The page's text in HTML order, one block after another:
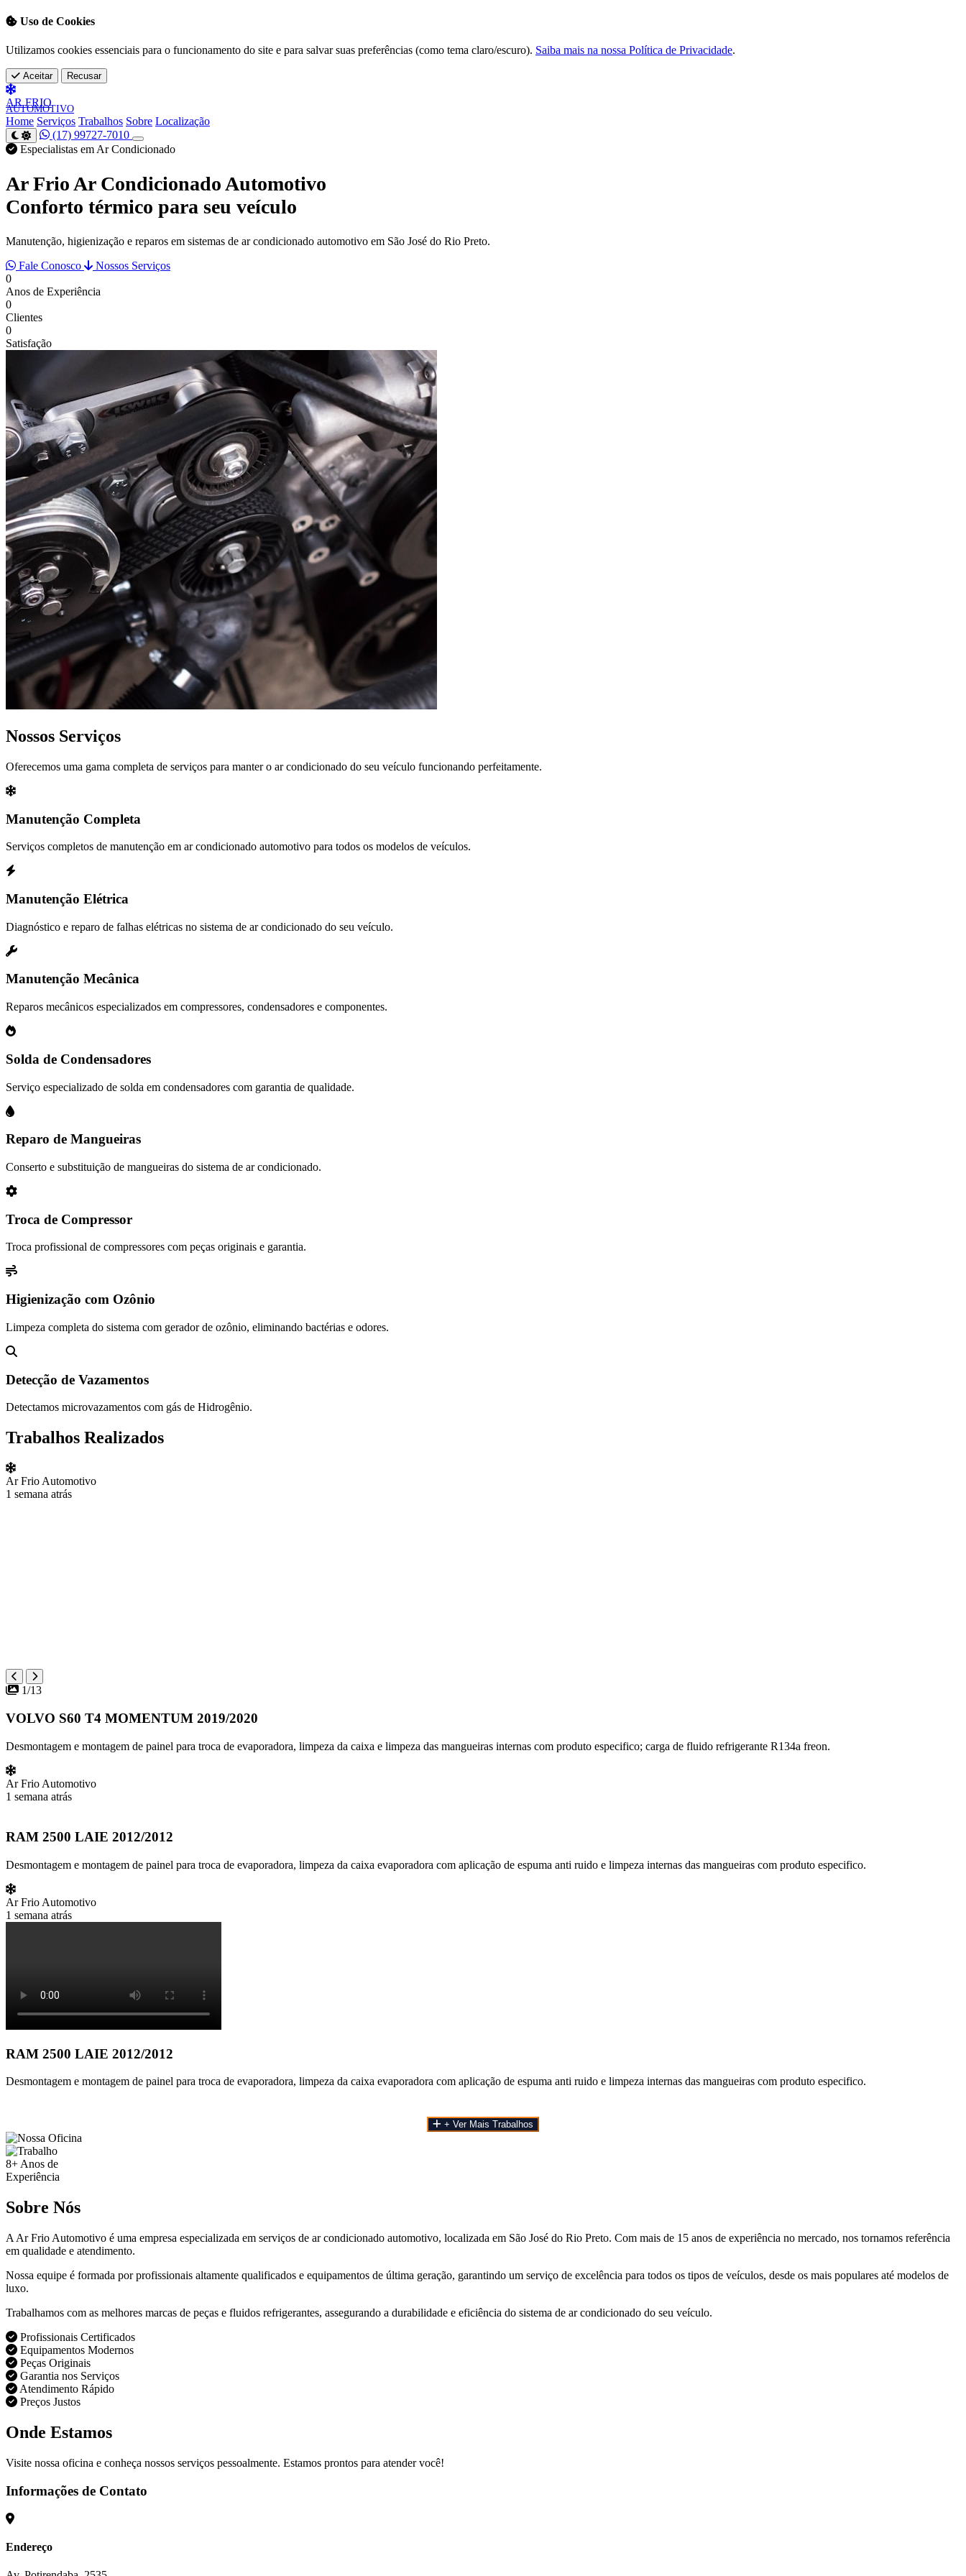
Uso de Cookies
Utilizamos cookies essenciais para o funcionamento do site e para salvar suas preferências (como tema claro/escuro). Saiba mais na nossa Política de Privacidade.
Aceitar Recusar
ARFRIO
AUTOMOTIVO
Home Serviços Trabalhos Sobre Localização
(17) 99727-7010
Especialistas em Ar Condicionado
Ar Frio Ar Condicionado Automotivo
Conforto térmico para seu veículo
Manutenção, higienização e reparos em sistemas de ar condicionado automotivo em São José do Rio Preto.
Fale Conosco
Nossos Serviços
0
Anos de Experiência
0
Clientes
0
Satisfação
Nossos Serviços
Oferecemos uma gama completa de serviços para manter o ar condicionado do seu veículo funcionando perfeitamente.
Manutenção Completa
Serviços completos de manutenção em ar condicionado automotivo para todos os modelos de veículos.
Manutenção Elétrica
Diagnóstico e reparo de falhas elétricas no sistema de ar condicionado do seu veículo.
Manutenção Mecânica
Reparos mecânicos especializados em compressores, condensadores e componentes.
Solda de Condensadores
Serviço especializado de solda em condensadores com garantia de qualidade.
Reparo de Mangueiras
Conserto e substituição de mangueiras do sistema de ar condicionado.
Troca de Compressor
Troca profissional de compressores com peças originais e garantia.
Higienização com Ozônio
Limpeza completa do sistema com gerador de ozônio, eliminando bactérias e odores.
Detecção de Vazamentos
Detectamos microvazamentos com gás de Hidrogênio.
Trabalhos Realizados
Ar Frio Automotivo
1 semana atrás
1/13
VOLVO S60 T4 MOMENTUM 2019/2020
Desmontagem e montagem de painel para troca de evaporadora, limpeza da caixa e limpeza das mangueiras internas com produto especifico; carga de fluido refrigerante R134a freon.
Ar Frio Automotivo
1 semana atrás
RAM 2500 LAIE 2012/2012
Desmontagem e montagem de painel para troca de evaporadora, limpeza da caixa evaporadora com aplicação de espuma anti ruido e limpeza internas das mangueiras com produto especifico.
Ar Frio Automotivo
1 semana atrás
RAM 2500 LAIE 2012/2012
Desmontagem e montagem de painel para troca de evaporadora, limpeza da caixa evaporadora com aplicação de espuma anti ruido e limpeza internas das mangueiras com produto especifico.
+ Ver Mais Trabalhos
8+Anos de
Experiência
Sobre Nós
A Ar Frio Automotivo é uma empresa especializada em serviços de ar condicionado automotivo, localizada em São José do Rio Preto. Com mais de 15 anos de experiência no mercado, nos tornamos referência
em qualidade e atendimento.
Nossa equipe é formada por profissionais altamente qualificados e equipamentos de última geração, garantindo um serviço de excelência para todos os tipos de veículos, desde os mais populares até modelos de
luxo.
Trabalhamos com as melhores marcas de peças e fluidos refrigerantes, assegurando a durabilidade e eficiência do sistema de ar condicionado do seu veículo.
Profissionais Certificados
Equipamentos Modernos
Peças Originais
Garantia nos Serviços
Atendimento Rápido
Preços Justos
Onde Estamos
Visite nossa oficina e conheça nossos serviços pessoalmente. Estamos prontos para atender você!
Informações de Contato
Endereço